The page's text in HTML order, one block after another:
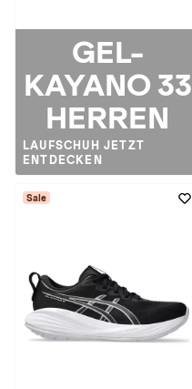
GEL-
KAYANO 33
HERREN
LAUFSCHUH JETZT
ENTDECKEN
Sale